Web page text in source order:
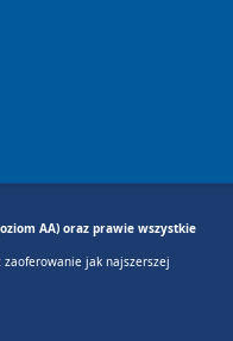
AA) oraz prawie wszystkie
jak najszerszej